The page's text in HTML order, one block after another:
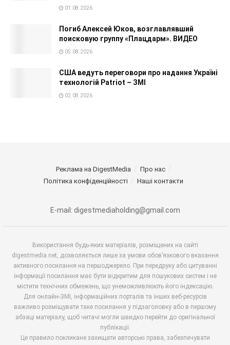
01.08.2026
Погиб Алексей Юков, возглавлявший
поисковую группу «Плацдарм». ВИДЕО
05.08.2026
США ведуть переговори про надання Україні
технологій Patriot – ЗМІ
02.08.2026
Реклама на DigestMedia
Про нас
Політика конфіденційності
Наші контакти
E-mail: digestmediaholding@gmail.com
Використання будь-яких матеріалів, розміщених на сайті
digestmedia.net, дозволяється лише за умови обов’язкового вказання
активного посилання на першоджерело. При передруку або цитуванні
інформації посилання має бути відкритим для пошукових систем і не
містити технічних обмежень, що унеможливлюють його індексацію.
Для онлайн-ЗМІ, інформаційних порталів та інших веб-ресурсів
важливо розміщувати таке посилання у підзаголовку або в першому
абзаці матеріалу, щоб читачі могли швидко перейти до оригінальної
публікації.
Це правило покликане захищати авторські права, забезпечувати